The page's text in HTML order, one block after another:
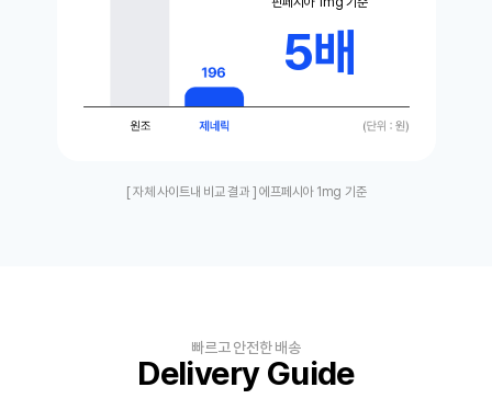
5배
[ 자체 사이트내 비교 결과 ] 에프페시아 1mg 기준
빠르고 안전한 배송
Delivery Guide